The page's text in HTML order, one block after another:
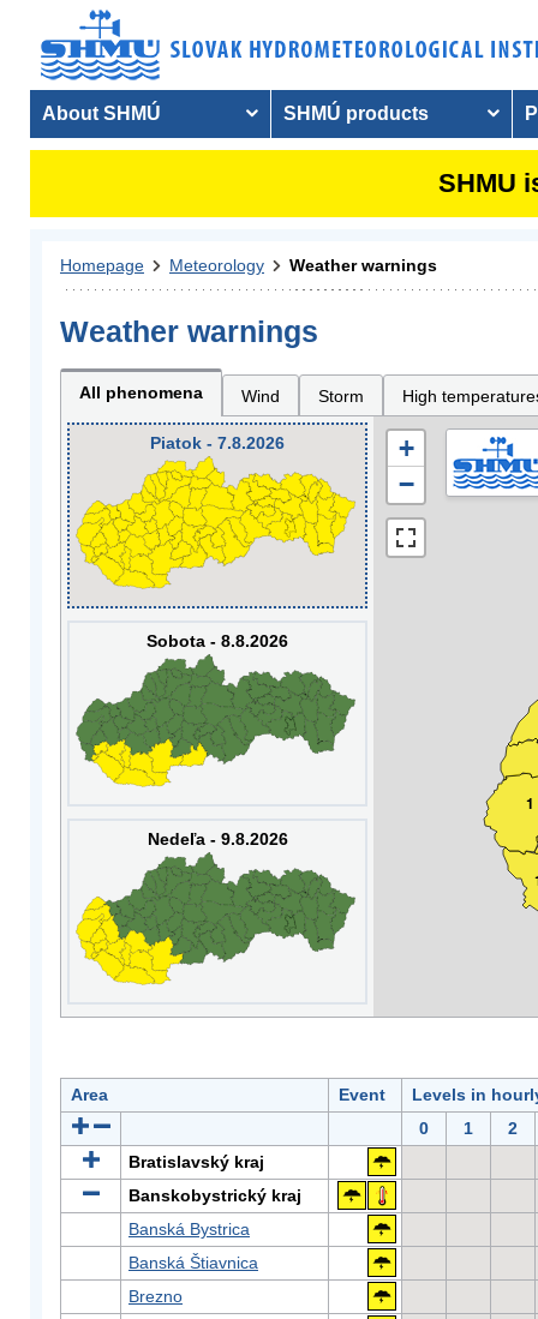
About SHMÚ SHMÚ products
SHMU
Homepage Meteorology Weather warnings
Weather warnings
All phenomena Wind Storm High
Piatok - 7.8.2026
Sobota - 8.8.2026
Nedeľa - 9.8.2026
1
+
−
Area Event
Levels in
0
1
2
Bratislavský kraj
Banskobystrický kraj
Banská Bystrica
Banská Štiavnica
Brezno